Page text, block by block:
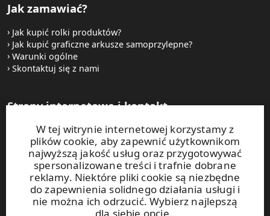
W tej witrynie internetowej korzystamy z
plików cookie, aby zapewnić użytkownikom
najwyższą jakość usług oraz przygotowywać
spersonalizowane treści i trafnie dobrane
reklamy. Niektóre pliki cookie są niezbędne
do zapewnienia solidnego działania usługi i
nie można ich odrzucić. Wybierz najlepszą
Jak zamawiać?
Jak kupić rolki produktów?
Jak kupić graficzne arkusze samoprzylepne?
Warunki ogólne
Skontaktuj się z nami
Strony internetowe i kontakt
UPM Raflatac Graphics Solutions
UPM Raflatac Office Products
UPM Raflatac Industrial Removables
Kontakt
Niniejsza witryna jest chroniona za pomocą rozwiązania